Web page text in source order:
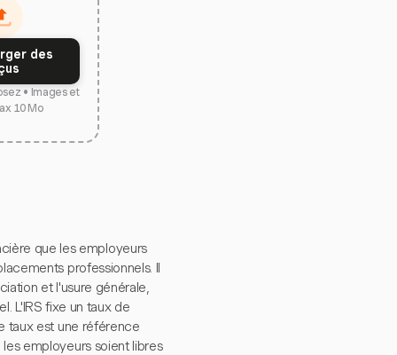
des
• Images et
10 Mo
que les employeurs
professionnels. Il
et l'usure générale,
L'IRS fixe un taux de
taux est une référence
employeurs soient libres